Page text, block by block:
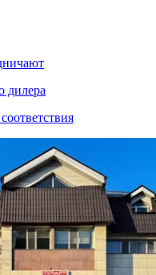
дилера